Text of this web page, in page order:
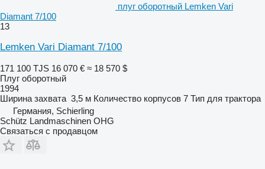
плуг оборотный Lemken Vari
Diamant 7/100
13
Lemken Vari Diamant 7/100
171 100 TJS 16 070 € ≈ 18 570 $
Плуг оборотный
1994
Ширина захвата 3,5 м Количество корпусов 7 Тип для трактора
Германия, Schierling
Schütz Landmaschinen OHG
Связаться с продавцом